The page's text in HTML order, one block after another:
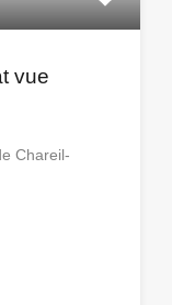
vue
Chareil-